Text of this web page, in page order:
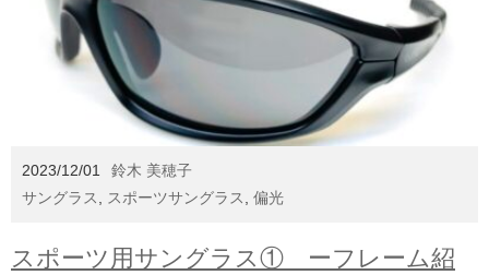
2023/12/01
鈴木 美穂子
サングラス, スポーツサングラス, 偏光
スポーツ用サングラス① ーフレーム紹